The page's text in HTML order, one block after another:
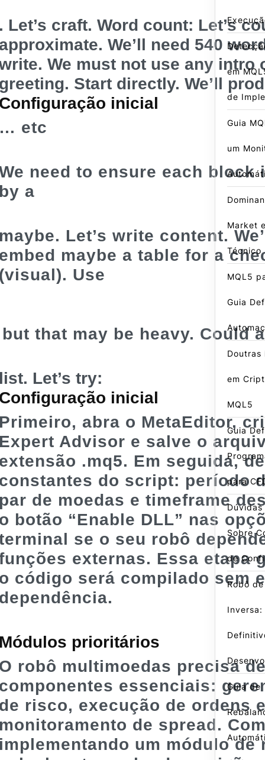
Let’s craft. Word count: Let’s
We’ll need 540
We must not use any intro
Start directly. We’ll
inicial
etc
need to ensure each block
a
Let’s write content.
maybe a table for a
Use
that may be heavy. Could
Let’s try:
inicial
abra o MetaEditor,
Advisor e salve o
.mq5. Em seguida,
do script: período
de moedas e timeframe
botão “Enable DLL” nas
se o seu robô
externas. Essa etapa
código será compilado sem
prioritários
robô multimoedas precisa
essenciais:
risco, execução de ordense
de spread.
um módulo de
em
de
Guia
um
Market
Técnico
MQL5
Guia
Doutras
em
MQL5
Guia
para
Dúvidas
Sobre
de
Robô
Inversa:
Guia de